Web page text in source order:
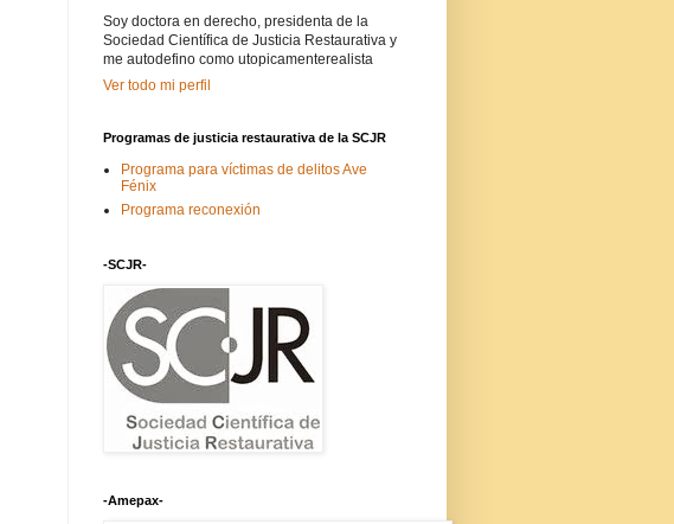
Soy doctora en derecho, presidenta de la
Sociedad Científica de Justicia Restaurativa y
me autodefino como utopicamenterealista
Ver todo mi perfil
Programas de justicia restaurativa de la SCJR
Programa para víctimas de delitos Ave
Fénix
Programa reconexión
-SCJR-
-Amepax-